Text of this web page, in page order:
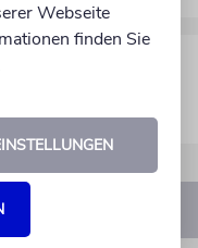
Webseite
finden Sie